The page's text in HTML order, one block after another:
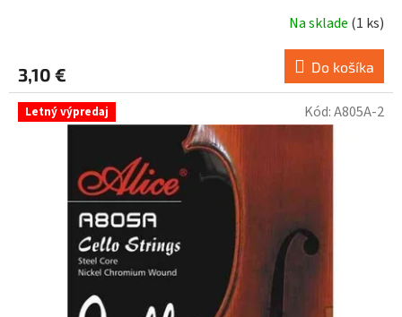
Na sklade (1 ks)
3,10 € Do košíka
Letný výpredaj Kód:A805A-2